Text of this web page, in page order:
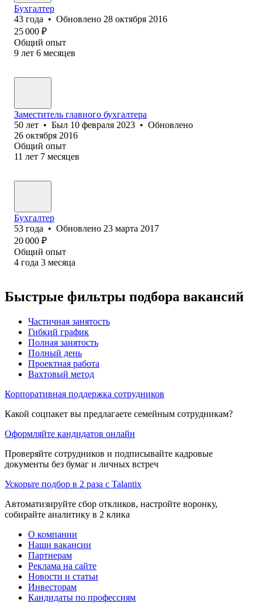
Бухгалтер
43 года • Обновлено 28 октября 2016
25 000 ₽
Общий опыт
9 лет 6 месяцев
Заместитель главного бухгалтера
50 лет • Был 10 февраля 2023 • Обновлено
26 октября 2016
Общий опыт
11 лет 7 месяцев
Бухгалтер
53 года • Обновлено 23 марта 2017
20 000 ₽
Общий опыт
4 года 3 месяца
Быстрые фильтры подбора вакансий
Частичная занятость
Гибкий график
Полная занятость
Полный день
Проектная работа
Вахтовый метод
Корпоративная поддержка сотрудников
Какой соцпакет вы предлагаете семейным сотрудникам?
Оформляйте кандидатов онлайн
Проверяйте сотрудников и подписывайте кадровые
документы без бумаг и личных встреч
Ускорьте подбор в 2 раза с Talantix
Автоматизируйте сбор откликов, настройте воронку,
собирайте аналитику в 2 клика
О компании
Наши вакансии
Партнерам
Реклама на сайте
Новости и статьи
Инвесторам
Кандидаты по профессиям